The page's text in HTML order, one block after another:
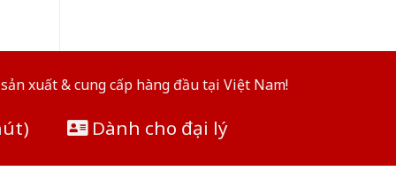
xuất & cung cấp hàng đầu tại Việt Nam!
Dành cho đại lý